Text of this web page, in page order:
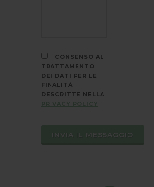
CONSENSO AL
TRATTAMENTO
DEI DATI PER LE
FINALITÀ
DESCRITTE NELLA
INVIA IL MESSAGGIO